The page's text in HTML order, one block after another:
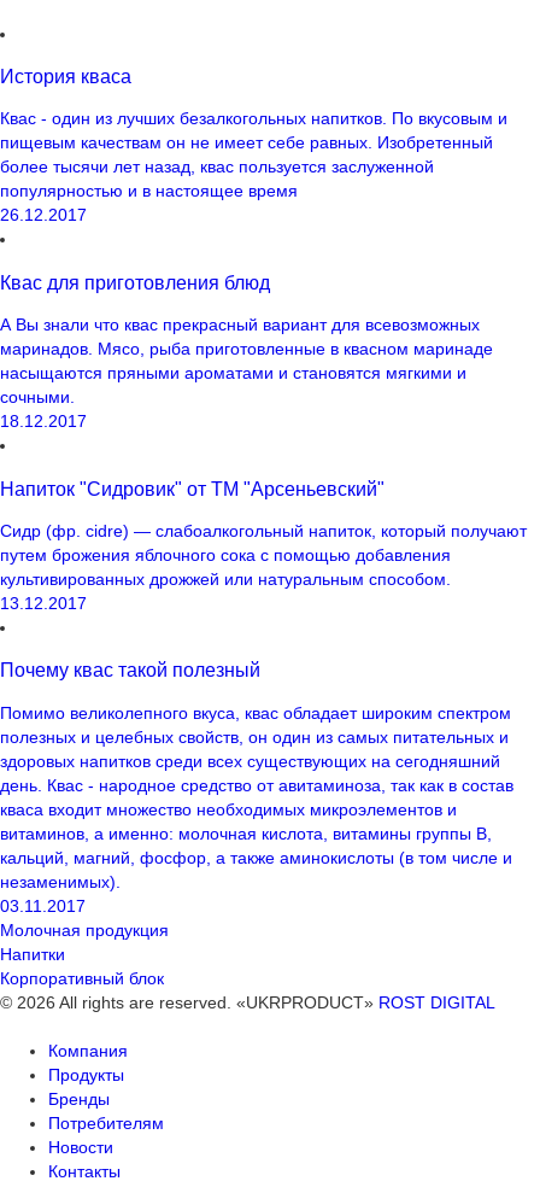
История кваса
Квас - один из лучших безалкогольных напитков. По вкусовым и
пищевым качествам он не имеет себе равных. Изобретенный
более тысячи лет назад, квас пользуется заслуженной
популярностью и в настоящее время
26.12.2017
Квас для приготовления блюд
А Вы знали что квас прекрасный вариант для всевозможных
маринадов. Мясо, рыба приготовленные в квасном маринаде
насыщаются пряными ароматами и становятся мягкими и
сочными.
18.12.2017
Напиток "Сидровик" от ТМ "Арсеньевский"
Сидр (фр. cidre) — слабоалкогольный напиток, который получают
путем брожения яблочного сока с помощью добавления
культивированных дрожжей или натуральным способом.
13.12.2017
Почему квас такой полезный
Помимо великолепного вкуса, квас обладает широким спектром
полезных и целебных свойств, он один из самых питательных и
здоровых напитков среди всех существующих на сегодняшний
день. Квас - народное средство от авитаминоза, так как в состав
кваса входит множество необходимых микроэлементов и
витаминов, а именно: молочная кислота, витамины группы В,
кальций, магний, фосфор, а также аминокислоты (в том числе и
незаменимых).
03.11.2017
Молочная продукция
Напитки
Корпоративный блок
© 2026 All rights are reserved. «UKRPRODUCT» ROST DIGITAL
Компания
Продукты
Бренды
Потребителям
Новости
Контакты